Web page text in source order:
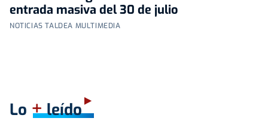
entrada masiva del 30 de julio
NOTICIAS TALDEA MULTIMEDIA
Lo +leído